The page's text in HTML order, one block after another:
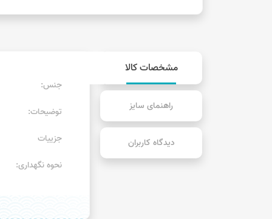
مشخصات کالا
راهنمای سایز
دیدگاه کاربران
جنس:
توضیحات:
جزییات
نحوه نگهداری: